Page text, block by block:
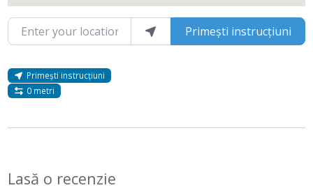
Enter your location
Primești instrucțiuni
Primești instrucțiuni
0 metri
Lasă o recenzie